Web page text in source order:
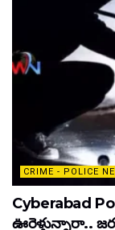
CRIME - POLICE
Cyberabad
ఊరెళ్తున్నారా..